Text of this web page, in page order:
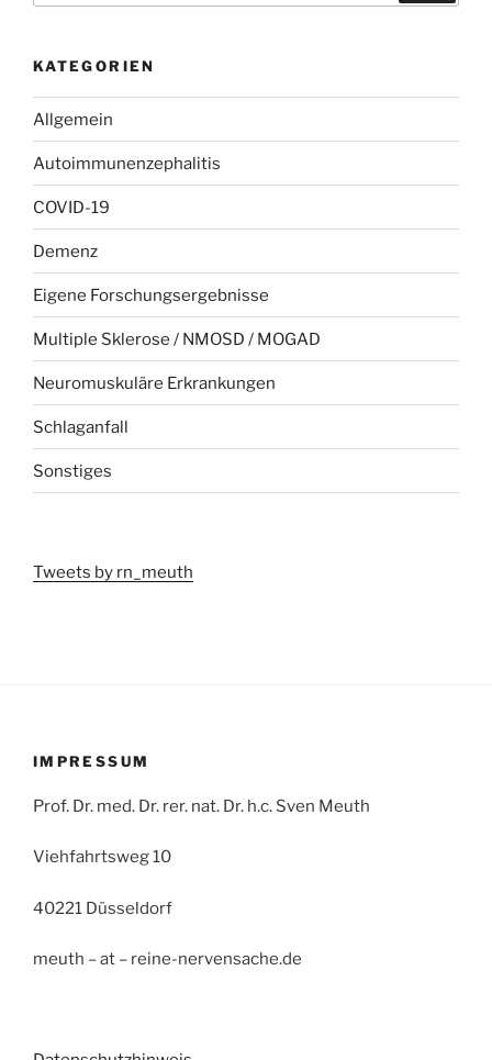
KATEGORIEN
Allgemein
Autoimmunenzephalitis
COVID-19
Demenz
Eigene Forschungsergebnisse
Multiple Sklerose / NMOSD / MOGAD
Neuromuskuläre Erkrankungen
Schlaganfall
Sonstiges
Tweets by rn_meuth
IMPRESSUM
Prof. Dr. med. Dr. rer. nat. Dr. h.c. Sven Meuth
Viehfahrtsweg 10
40221 Düsseldorf
meuth – at – reine-nervensache.de